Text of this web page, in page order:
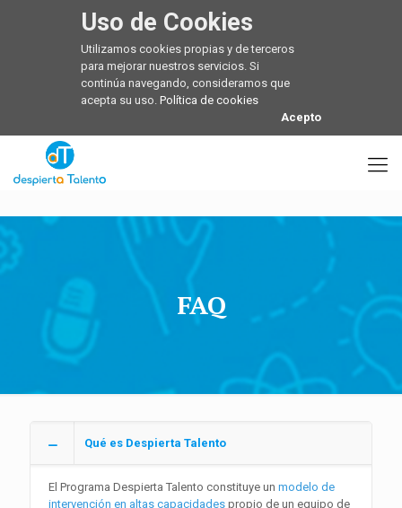
Uso de Cookies
Utilizamos cookies propias y de terceros
para mejorar nuestros servicios. Si
continúa navegando, consideramos que
acepta su uso. Política de cookies
Acepto
FAQ
Qué es Despierta Talento
El Programa Despierta Talento constituye un modelo de
intervención en altas capacidades propio de un equipo de